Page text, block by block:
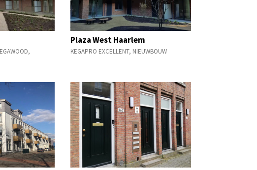
,
Plaza West Haarlem
KEGAPRO EXCELLENT, NIEUWBOUW